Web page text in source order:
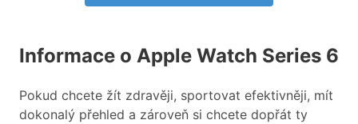
Informace o Apple Watch Series 6
Pokud chcete žít zdravěji, sportovat efektivněji, mít
dokonalý přehled a zároveň si chcete dopřát ty